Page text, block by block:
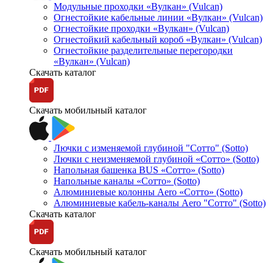
Модульные проходки «Вулкан» (Vulcan)
Огнестойкие кабельные линии «Вулкан» (Vulcan)
Огнестойкие проходки «Вулкан» (Vulcan)
Огнестойкий кабельный короб «Вулкан» (Vulcan)
Огнестойкие разделительные перегородки
«Вулкан» (Vulcan)
Скачать каталог
Скачать мобильный каталог
Лючки с изменяемой глубиной "Сотто" (Sotto)
Лючки с неизменяемой глубиной «Сотто» (Sotto)
Напольная башенка BUS «Сотто» (Sotto)
Напольные каналы «Сотто» (Sotto)
Алюминиевые колонны Aero «Сотто» (Sotto)
Алюминиевые кабель-каналы Aero "Сотто" (Sotto)
Скачать каталог
Скачать мобильный каталог